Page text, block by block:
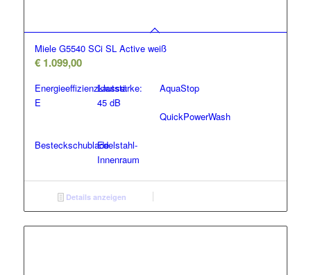
Miele G5540 SCi SL Active weiß
€1.099,00
Energieeffizienzklasse:
E
Lautstärke:
45 dB
AquaStop
QuickPowerWash
BesteckschubladeEdelstahl-
Innenraum
Details anzeigen